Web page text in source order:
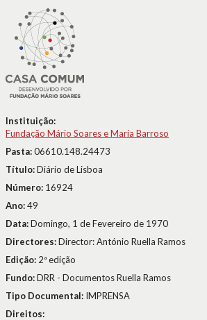
Instituição:
Fundação Mário Soares e Maria Barroso
Pasta:06610.148.24473
Título:Diário de Lisboa
Número: 16924
Ano:49
Data:Domingo, 1 de Fevereiro de 1970
Directores:Director: António Ruella Ramos
Edição: 2ª edição
Fundo:DRR - Documentos Ruella Ramos
Tipo Documental: IMPRENSA
Direitos: